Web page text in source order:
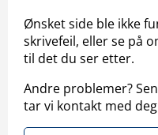
Ønsket side ble ikke
skrivefeil, eller se på
til det du ser etter.
Andre problemer?
tar vi kontakt med